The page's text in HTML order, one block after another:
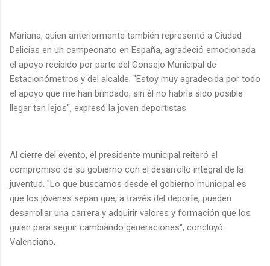
Mariana, quien anteriormente también representó a Ciudad
Delicias en un campeonato en España, agradeció emocionada
el apoyo recibido por parte del Consejo Municipal de
Estacionómetros y del alcalde. "Estoy muy agradecida por todo
el apoyo que me han brindado, sin él no habría sido posible
llegar tan lejos", expresó la joven deportistas.
Al cierre del evento, el presidente municipal reiteró el
compromiso de su gobierno con el desarrollo integral de la
juventud. "Lo que buscamos desde el gobierno municipal es
que los jóvenes sepan que, a través del deporte, pueden
desarrollar una carrera y adquirir valores y formación que los
guíen para seguir cambiando generaciones", concluyó
Valenciano.